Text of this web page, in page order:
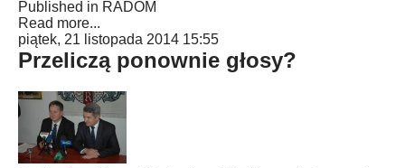
Published in RADOM
Read more...
piątek, 21 listopada 2014 15:55
Przeliczą ponownie głosy?